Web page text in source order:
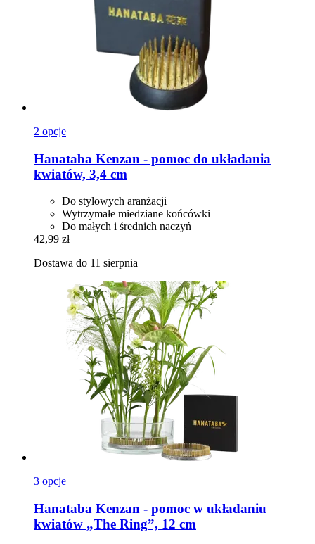
2 opcje
Hanataba Kenzan -​ pomoc do układania
kwiatów, 3,4 cm
Do stylowych aranżacji
Wytrzymałe miedziane końcówki
Do małych i średnich naczyń
42,99 zł
Dostawa do 11 sierpnia
3 opcje
Hanataba Kenzan -​ pomoc w układaniu
kwiatów „The Ring”, 12 cm